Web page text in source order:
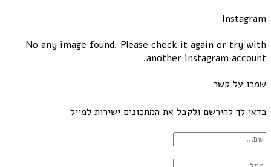
Instagram
No any image found. Please check it again or try with
another instagram account.
שמרו על קשר
כדאי לך להירשם ולקבל את המתכונים ישירות למייל